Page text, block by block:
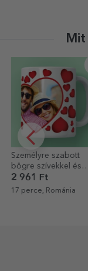
Személyre szabott
üdvözlőkártya
és szöveggel - Friss
hírek
880 Ft
25 perce, Románia